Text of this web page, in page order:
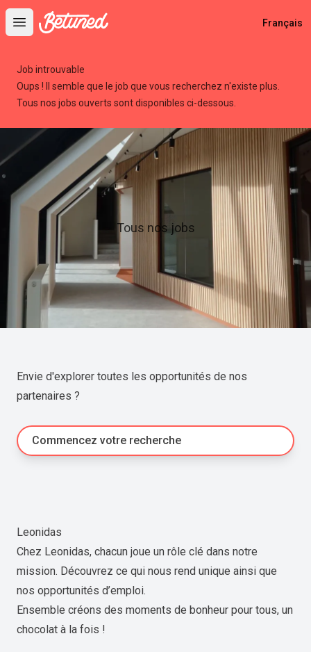
Open main menu
Betuned Français
Job introuvable
Oups ! Il semble que le job que vous recherchez n'existe plus.
Tous nos jobs ouverts sont disponibles ci-dessous.
Tous nos jobs
Envie d'explorer toutes les opportunités de nos
partenaires ?
Commencez votre recherche
Leonidas
Chez Leonidas, chacun joue un rôle clé dans notre
mission. Découvrez ce qui nous rend unique ainsi que
nos opportunités d’emploi.
Ensemble créons des moments de bonheur pour tous, un
chocolat à la fois !